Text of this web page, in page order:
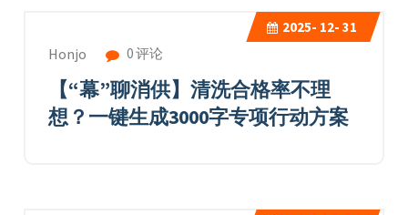
2025- 12- 31
Honjo 0 评论
【“幕”聊消供】清洗合格率不理
想？一键生成3000字专项行动方案